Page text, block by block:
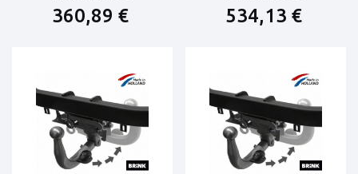
360,89 € 534,13 €